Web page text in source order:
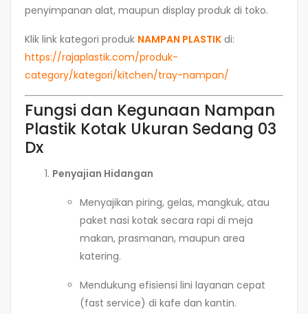
penyimpanan alat, maupun display produk di toko.
Klik link kategori produk NAMPAN PLASTIK di:
https://rajaplastik.com/produk-
category/kategori/kitchen/tray-nampan/
Fungsi dan Kegunaan Nampan
Plastik Kotak Ukuran Sedang 03
Dx
Penyajian Hidangan
Menyajikan piring, gelas, mangkuk, atau
paket nasi kotak secara rapi di meja
makan, prasmanan, maupun area
katering.
Mendukung efisiensi lini layanan cepat
(fast service) di kafe dan kantin.